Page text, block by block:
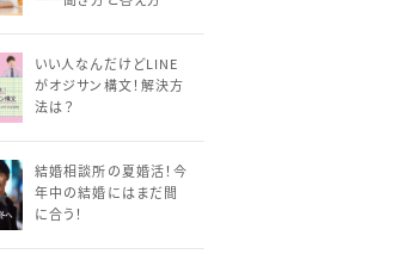
いい人なんだけどLINE
がオジサン構文！解決方
法は？
結婚相談所の夏婚活！今
年中の結婚にはまだ間
に合う！